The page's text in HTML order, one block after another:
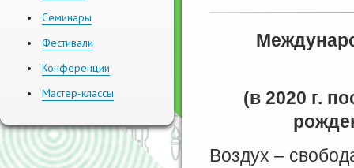
Семинары
Фестивали
Конференции
Мастер-классы
(в 2020 г.
Воздух –